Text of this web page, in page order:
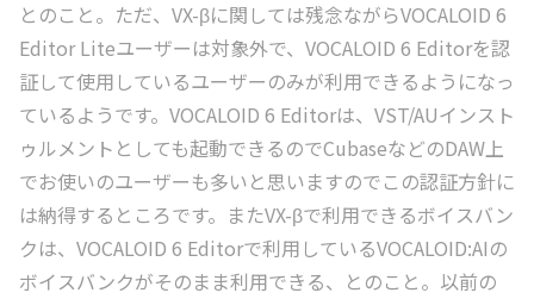
とのこと。ただ、VX-βに関しては残念ながらVOCALOID 6
Editor Liteユーザーは対象外で、VOCALOID 6 Editorを認
証して使用しているユーザーのみが利用できるようになっ
ているようです。VOCALOID 6 Editorは、VST/AUインスト
ゥルメントとしても起動できるのでCubaseなどのDAW上
でお使いのユーザーも多いと思いますのでこの認証方針に
は納得するところです。またVX-βで利用できるボイスバン
クは、VOCALOID 6 Editorで利用しているVOCALOID:AIの
ボイスバンクがそのまま利用できる、とのこと。以前の